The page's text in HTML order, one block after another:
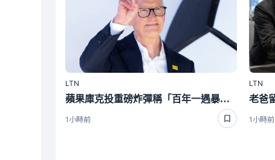
LTN
蘋果庫克投重磅炸彈稱「百年一遇暴漲」這兩家公司繼續盆滿缽滿
1小時前
LTN
1小時前